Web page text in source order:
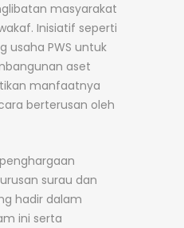
masyarakat
Inisiatif seperti
usaha PWS untuk
aset
manfaatnya
berterusan oleh
surau dan
hadir dalam
ini serta